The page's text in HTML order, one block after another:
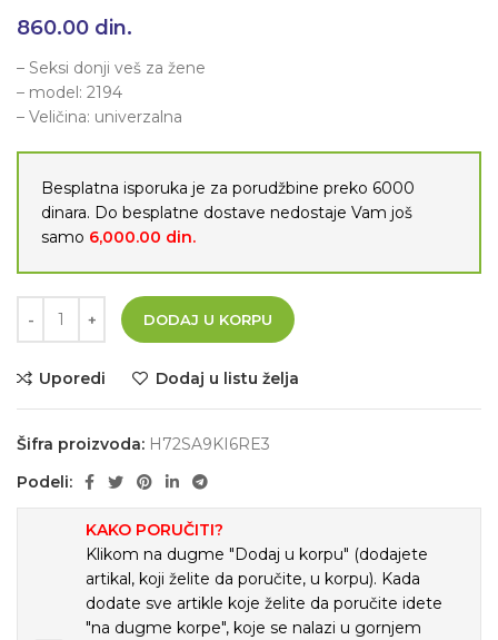
860.00 din.
– Seksi donji veš za žene
– model: 2194
– Veličina: univerzalna
Besplatna isporuka je za porudžbine preko 6000
dinara. Do besplatne dostave nedostaje Vam još
samo 6,000.00 din.
DODAJ U KORPU
Uporedi Dodaj u listu želja
Šifra proizvoda: H72SA9KI6RE3
Podeli:
KAKO PORUČITI?
Klikom na dugme "Dodaj u korpu" (dodajete
artikal, koji želite da poručite, u korpu). Kada
dodate sve artikle koje želite da poručite idete
"na dugme korpe", koje se nalazi u gornjem